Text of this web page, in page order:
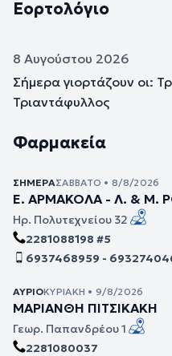
Εορτολόγιο
8 Αυγούστου 2026
Σήμερα γιορτάζουν οι:
Τριαντάφυλλος
Φαρμακεία
ΣΉΜΕΡΑΣΆΒΒΑΤΟ • 8/8/2026
Ε. ΑΡΜΑΚΟΛΑ - Λ. & Μ.
Ηρ. Πολυτεχνείου 32
2281088198 #5
6937468959 -
ΑΎΡΙΟΚΥΡΙΑΚΉ • 9/8/2026
ΜΑΡΙΑΝΘΗ ΠΙΤΣΙΚΑΚΗ
Γεωρ. Παπανδρέου 1
2281080037